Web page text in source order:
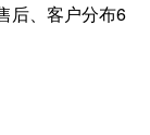
后、客户分布6